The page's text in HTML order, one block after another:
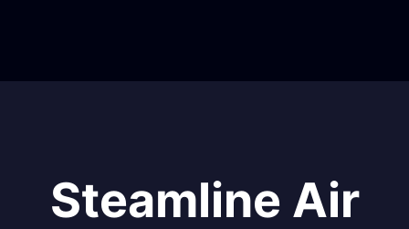
Steamline Air